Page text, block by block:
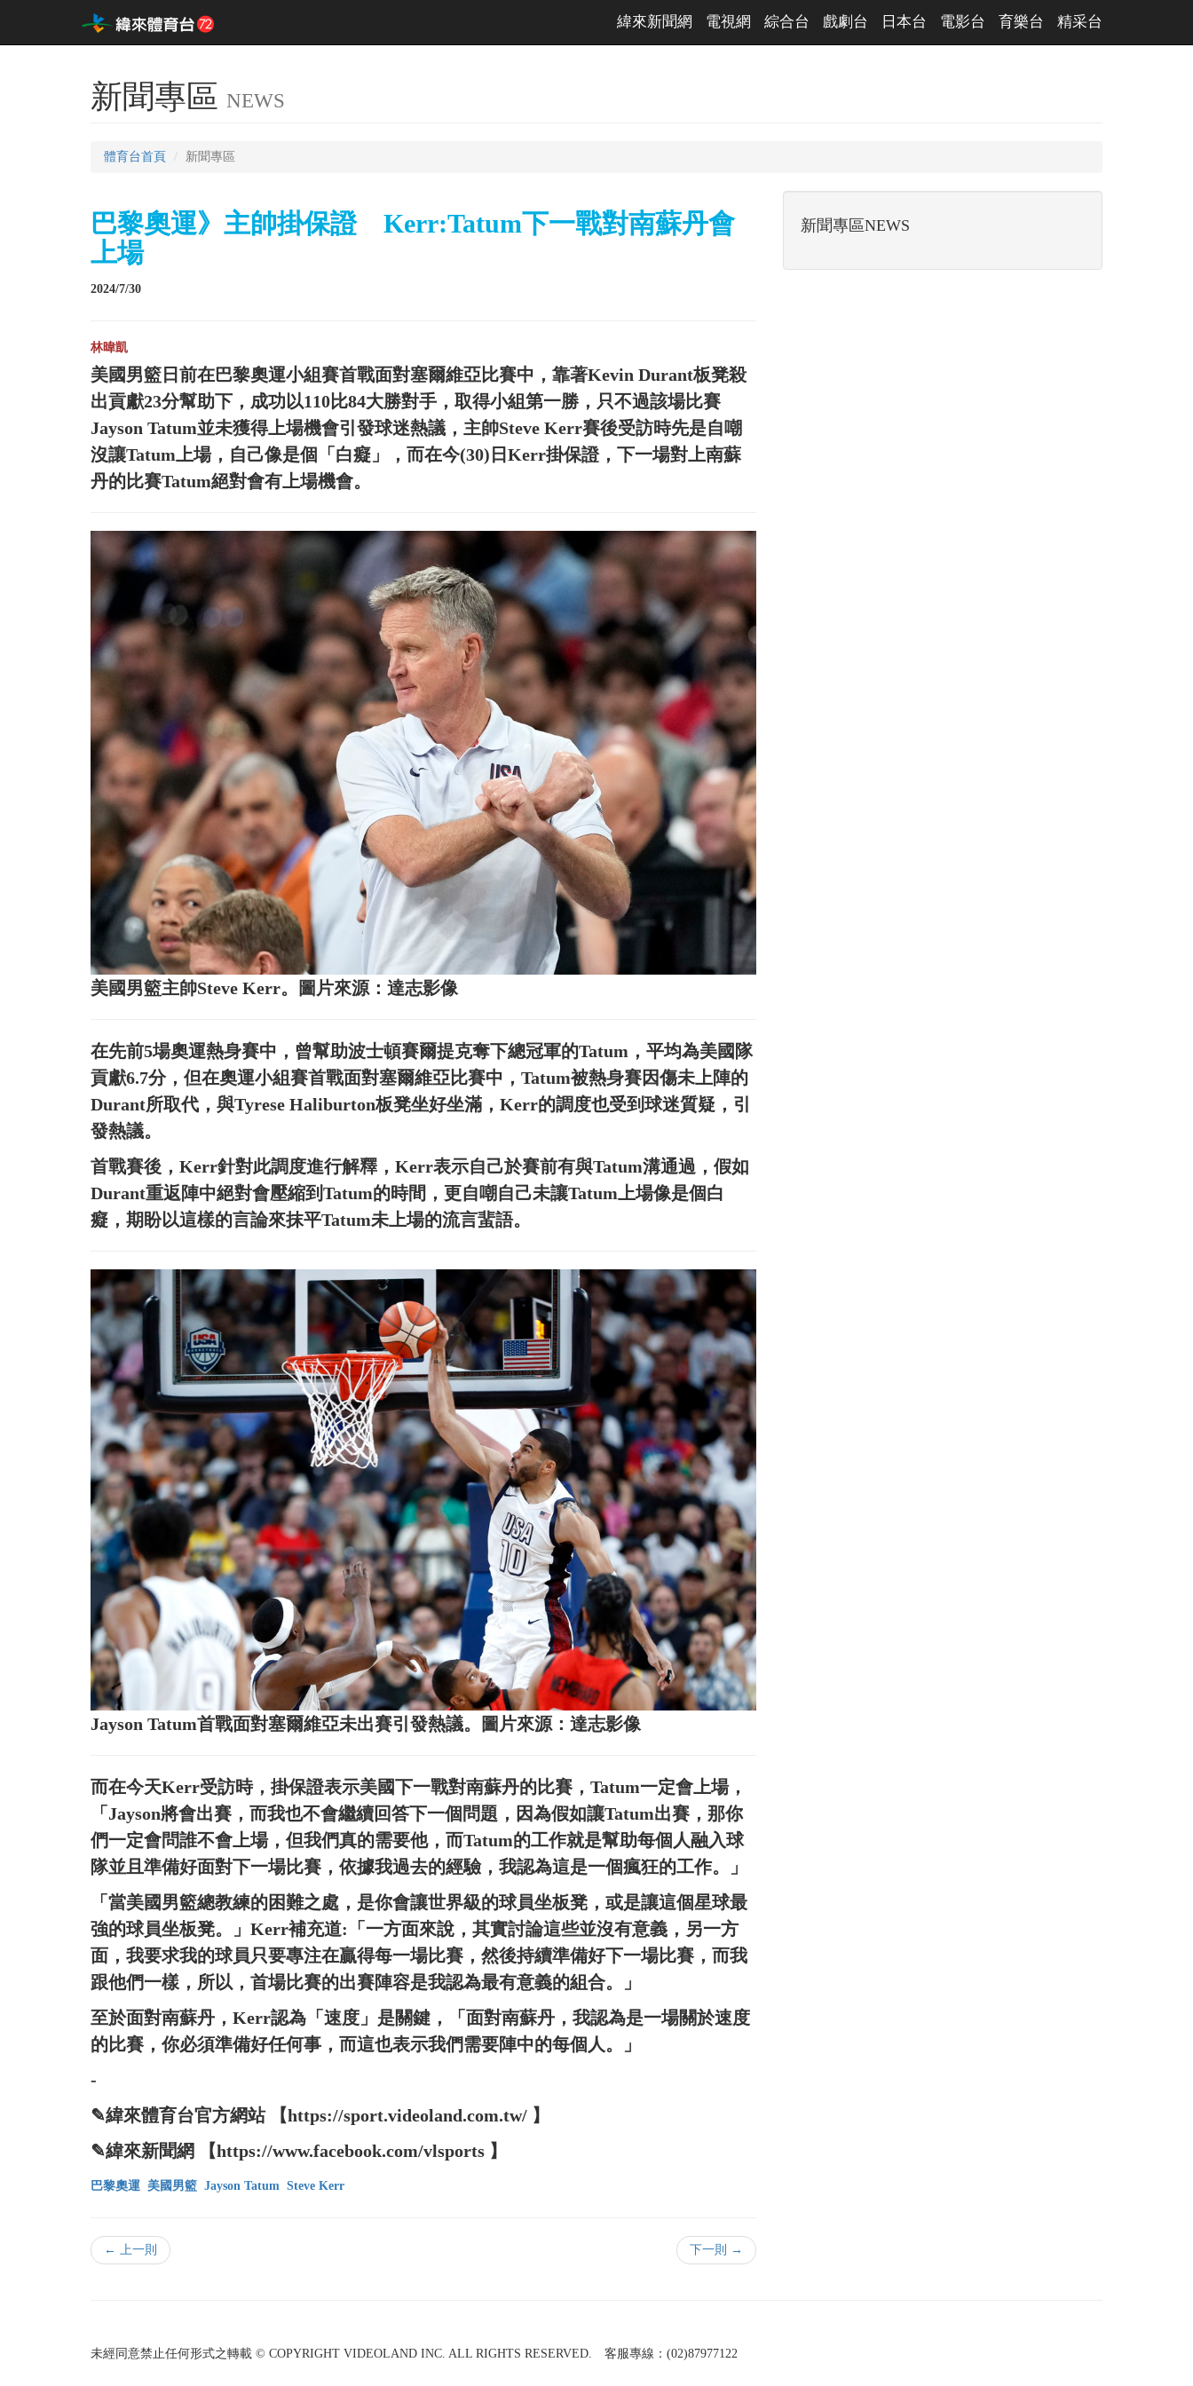
緯來新聞網 電視網 綜合台 戲劇台 日本台 電影台 育樂台 精采台
新聞專區 NEWS
體育台首頁 新聞專區
巴黎奧運》主帥掛保證 Kerr:Tatum下一戰對南蘇丹會
上場
2024/7/30
林暐凱
美國男籃日前在巴黎奧運小組賽首戰面對塞爾維亞比賽中，靠著Kevin Durant板凳殺
出貢獻23分幫助下，成功以110比84大勝對手，取得小組第一勝，只不過該場比賽
Jayson Tatum並未獲得上場機會引發球迷熱議，主帥Steve Kerr賽後受訪時先是自嘲
沒讓Tatum上場，自己像是個「白癡」，而在今(30)日Kerr掛保證，下一場對上南蘇
丹的比賽Tatum絕對會有上場機會。
美國男籃主帥Steve Kerr。圖片來源：達志影像
在先前5場奧運熱身賽中，曾幫助波士頓賽爾提克奪下總冠軍的Tatum，平均為美國隊
貢獻6.7分，但在奧運小組賽首戰面對塞爾維亞比賽中，Tatum被熱身賽因傷未上陣的
Durant所取代，與Tyrese Haliburton板凳坐好坐滿，Kerr的調度也受到球迷質疑，引
發熱議。
首戰賽後，Kerr針對此調度進行解釋，Kerr表示自己於賽前有與Tatum溝通過，假如
Durant重返陣中絕對會壓縮到Tatum的時間，更自嘲自己未讓Tatum上場像是個白
癡，期盼以這樣的言論來抹平Tatum未上場的流言蜚語。
Jayson Tatum首戰面對塞爾維亞未出賽引發熱議。圖片來源：達志影像
而在今天Kerr受訪時，掛保證表示美國下一戰對南蘇丹的比賽，Tatum一定會上場，
「Jayson將會出賽，而我也不會繼續回答下一個問題，因為假如讓Tatum出賽，那你
們一定會問誰不會上場，但我們真的需要他，而Tatum的工作就是幫助每個人融入球
隊並且準備好面對下一場比賽，依據我過去的經驗，我認為這是一個瘋狂的工作。」
「當美國男籃總教練的困難之處，是你會讓世界級的球員坐板凳，或是讓這個星球最
強的球員坐板凳。」Kerr補充道:「一方面來說，其實討論這些並沒有意義，另一方
面，我要求我的球員只要專注在贏得每一場比賽，然後持續準備好下一場比賽，而我
跟他們一樣，所以，首場比賽的出賽陣容是我認為最有意義的組合。」
至於面對南蘇丹，Kerr認為「速度」是關鍵，「面對南蘇丹，我認為是一場關於速度
的比賽，你必須準備好任何事，而這也表示我們需要陣中的每個人。」
-
✎緯來體育台官方網站 【https://sport.videoland.com.tw/ 】
✎緯來新聞網 【https://www.facebook.com/vlsports 】
巴黎奧運 美國男籃 Jayson Tatum Steve Kerr
← 上一則 下一則 →
新聞專區NEWS
未經同意禁止任何形式之轉載 © COPYRIGHT VIDEOLAND INC. ALL RIGHTS RESERVED. 客服專線：(02)87977122